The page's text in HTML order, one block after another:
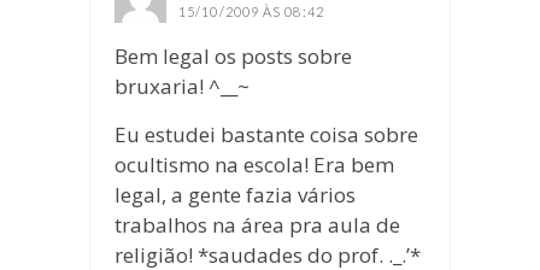
15/10/2009 ÀS 08:42
Bem legal os posts sobre
bruxaria! ^__~
Eu estudei bastante coisa sobre
ocultismo na escola! Era bem
legal, a gente fazia vários
trabalhos na área pra aula de
religião! *saudades do prof. ._.’*